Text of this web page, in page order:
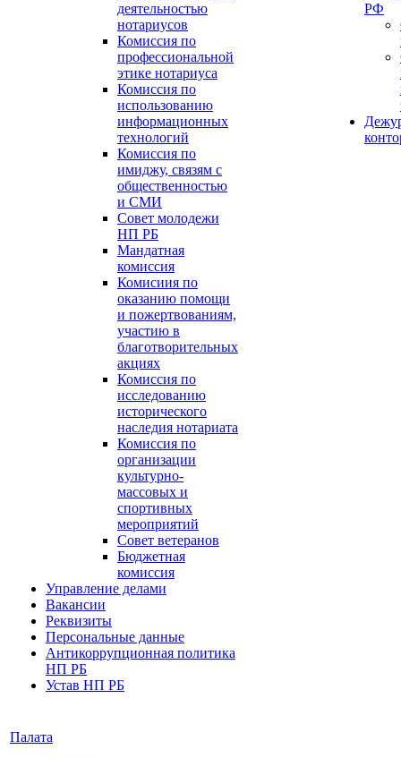
деятельностью
нотариусов
Комиссия по
профессиональной
этике нотариуса
Комиссия по
использованию
информационных
технологий
Комиссия по
имиджу, связям с
общественностью
и СМИ
Совет молодежи
НП РБ
Мандатная
комиссия
Комисиия по
оказанию помощи
и пожертвованиям,
участию в
благотворительных
акциях
Комиссия по
исследованию
исторического
наследия нотариата
Комиссия по
организации
культурно-
массовых и
спортивных
мероприятий
Совет ветеранов
Бюджетная
комиссия
Управление делами
Вакансии
Реквизиты
Персональные данные
Антикоррупционная политика
НП РБ
Устав НП РБ
РФ
Палата